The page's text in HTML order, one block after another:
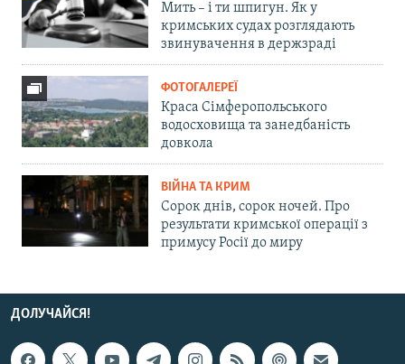
Мить – і ти шпигун. Як у
кримських судах розглядають
звинувачення в держзраді
ФОТОГАЛЕРЕЇ
Краса Сімферопольського
водосховища та занедбаність
довкола
ВІЙНА ТА КРИМ
Сорок днів, сорок ночей. Про
результати кримської операції з
примусу Росії до миру
ДОЛУЧАЙСЯ!